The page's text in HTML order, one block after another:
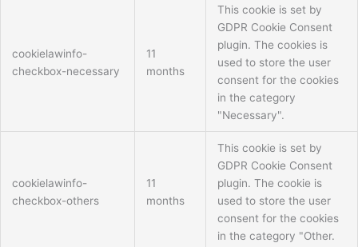
cookielawinfo-
checkbox-necessary
11
months
This cookie is set by
GDPR Cookie Consent
plugin. The cookies is
used to store the user
consent for the cookies
in the category
"Necessary".
cookielawinfo-
checkbox-others
11
months
This cookie is set by
GDPR Cookie Consent
plugin. The cookie is
used to store the user
consent for the cookies
in the category "Other.